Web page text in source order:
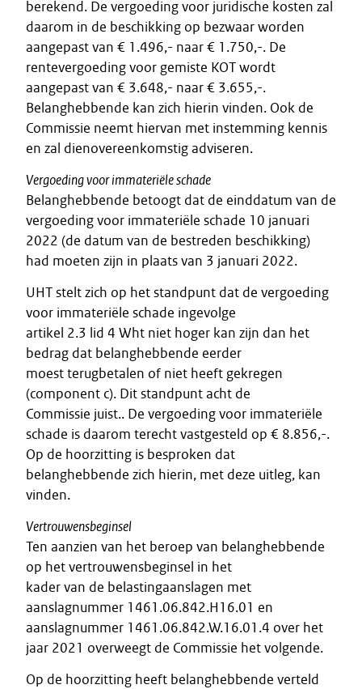
berekend. De vergoeding voor juridische kosten zal
daarom in de beschikking op bezwaar worden
aangepast van € 1.496,- naar € 1.750,-. De
rentevergoeding voor gemiste KOT wordt
aangepast van € 3.648,- naar € 3.655,-.
Belanghebbende kan zich hierin vinden. Ook de
Commissie neemt hiervan met instemming kennis
en zal dienovereenkomstig adviseren.
Vergoeding voor immateriële schade
Belanghebbende betoogt dat de einddatum van de
vergoeding voor immateriële schade 10 januari
2022 (de datum van de bestreden beschikking)
had moeten zijn in plaats van 3 januari 2022.
UHT stelt zich op het standpunt dat de vergoeding
voor immateriële schade ingevolge
artikel 2.3 lid 4 Wht niet hoger kan zijn dan het
bedrag dat belanghebbende eerder
moest terugbetalen of niet heeft gekregen
(component c). Dit standpunt acht de
Commissie juist.. De vergoeding voor immateriële
schade is daarom terecht vastgesteld op € 8.856,-.
Op de hoorzitting is besproken dat
belanghebbende zich hierin, met deze uitleg, kan
vinden.
Vertrouwensbeginsel
Ten aanzien van het beroep van belanghebbende
op het vertrouwensbeginsel in het
kader van de belastingaanslagen met
aanslagnummer 1461.06.842.H16.01 en
aanslagnummer 1461.06.842.W.16.01.4 over het
jaar 2021 overweegt de Commissie het volgende.
Op de hoorzitting heeft belanghebbende verteld